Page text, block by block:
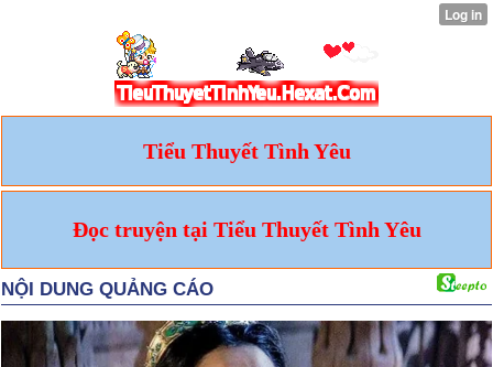
Tiểu Thuyết Tình Yêu
Đọc truyện tại Tiểu Thuyết Tình Yêu